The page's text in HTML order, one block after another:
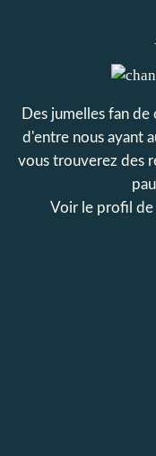
Des jumelles fan
d'entre nous ayant
vous trouverez des
Voir le profil de